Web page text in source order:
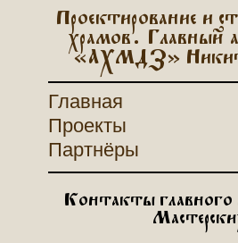
Проектирование и
храмов. Главный
«АХМДЗ»
Главная
Проекты
Партнёры
Контакты главного